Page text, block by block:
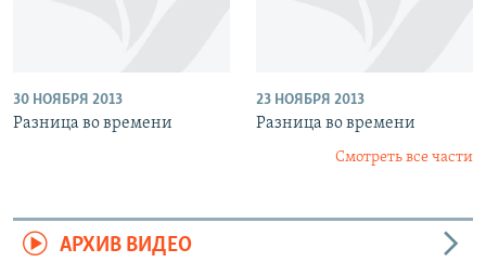
30 НОЯБРЯ 2013
Разница во времени
23 НОЯБРЯ 2013
Разница во времени
Смотреть все части
АРХИВ ВИДЕО